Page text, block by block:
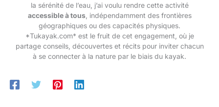
StabilTrac des
planches de stand up
paddle gonflables
Niphean améliore la
tenue de cap, réduit
les oscillations et
【Kit Complet Prêt À L’emploi —
Couvre Tous Les Essentiels】:
Accédez à l’eau avec le stand
paddle Niphean. Inclus : 1
pagaie réglable, 1 siège, 3
ailerons + 1 StabilTrac, 1 leash, 1
pompe, 1 sac à dos paddle
board, 1 sac étanche, 1 kit de
paddle gonflable permet de
fixer siège ou glacière
la sérénité de l’eau, j’ai voulu rendre cette activité
accessible à tous, indépendamment des frontières
géographiques ou des capacités physiques.
*Tukayak.com* est le fruit de cet engagement, où je
partage conseils, découvertes et récits pour inviter chacun
à se connecter à la nature par le biais du kayak.